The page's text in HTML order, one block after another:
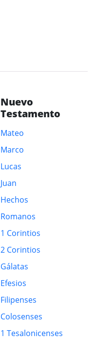
Nuevo
Testamento
Mateo
Marco
Lucas
Juan
Hechos
Romanos
1 Corintios
2 Corintios
Gálatas
Efesios
Filipenses
Colosenses
1 Tesalonicenses